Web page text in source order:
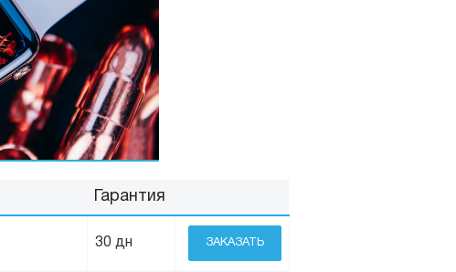
Гарантия
30 дн ЗАКАЗАТЬ